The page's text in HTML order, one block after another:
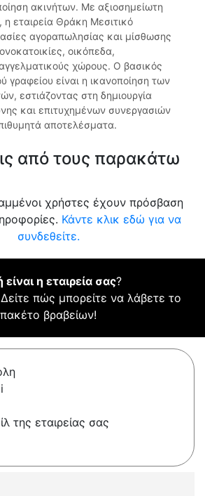
ακινήτων. Με αξιοσημείωτη
η εταιρεία Θράκη Μεσιτικό
αγοραπωλησίας και μίσθωσης
οικόπεδα,
χώρους. Ο βασικός
γραφείου είναι η ικανοποίηση των
εστιάζοντας στη δημιουργία
και επιτυχημένων συνεργασιών
αποτελέσματα.
από τους παρακάτω
χρήστες έχουν πρόσβαση
Κάντε κλικ εδώ για να
συνδεθείτε.
είναι η εταιρεία σας?
Δείτε πώς μπορείτε να λάβετε το
πακέτο βραβείων!
της εταιρείας σας